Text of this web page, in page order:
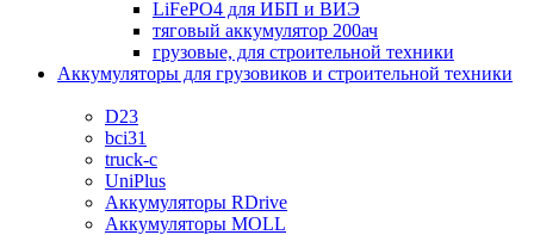
LiFePO4 для ИБП и ВИЭ
тяговый аккумулятор 200ач
грузовые, для строительной техники
Аккумуляторы для грузовиков и строительной техники
D23
bci31
truck-c
UniPlus
Аккумуляторы RDrive
Аккумуляторы MOLL